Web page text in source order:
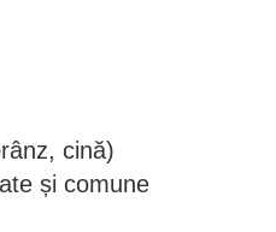
cină)
și comune